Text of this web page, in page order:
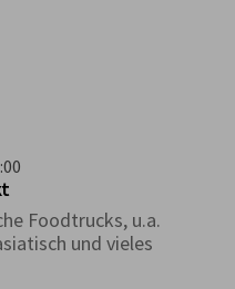
Foodtrucks, u.a.
und vieles